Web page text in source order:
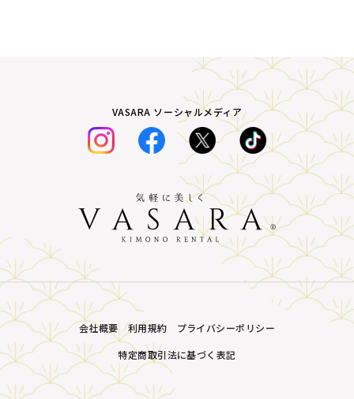
VASARA ソーシャルメディア
会社概要 利用規約
プライバシーポリシー
特定商取引法に基づく表記